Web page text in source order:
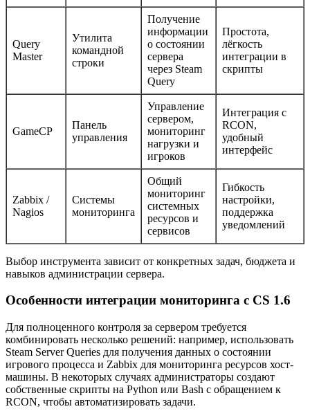
Query
Master
Утилита
командной
строки
Получение
информации
о состоянии
сервера
через Steam
Query
Простота,
лёгкость
интеграции в
скрипты
GameCP
Панель
управления
Управление
сервером,
мониторинг
нагрузки и
игроков
Интеграция с
RCON,
удобный
интерфейс
Zabbix /
Nagios
Системы
мониторинга
Общий
мониторинг
системных
ресурсов и
сервисов
Гибкость
настройки,
поддержка
уведомлений
Выбор инструмента зависит от конкретных задач, бюджета и
навыков администрации сервера.
Особенности интеграции мониторинга с CS 1.6
Для полноценного контроля за сервером требуется
комбинировать несколько решений: например, использовать
Steam Server Queries для получения данных о состоянии
игрового процесса и Zabbix для мониторинга ресурсов хост-
машины. В некоторых случаях администраторы создают
собственные скрипты на Python или Bash с обращением к
RCON, чтобы автоматизировать задачи.